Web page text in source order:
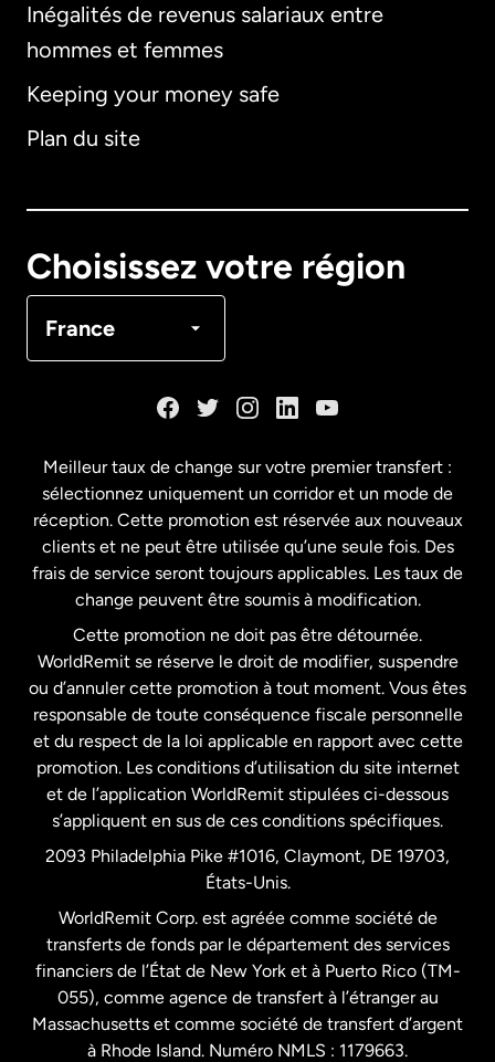
Inégalités de revenus salariaux entre
hommes et femmes
Keeping your money safe
Plan du site
Choisissez votre région
France
Allemagne
Français
États-Unis English
États-Unis Español
France
Malaisie
Nouvelle-Zélande
Pays-Bas
Royaume-Uni
Suède
Meilleur taux de change sur votre premier transfert :
sélectionnez uniquement un corridor et un mode de
réception. Cette promotion est réservée aux nouveaux
clients et ne peut être utilisée qu’une seule fois. Des
frais de service seront toujours applicables. Les taux de
change peuvent être soumis à modification.
Cette promotion ne doit pas être détournée.
WorldRemit se réserve le droit de modifier, suspendre
ou d’annuler cette promotion à tout moment. Vous êtes
responsable de toute conséquence fiscale personnelle
et du respect de la loi applicable en rapport avec cette
promotion. Les conditions d’utilisation du site internet
et de l’application WorldRemit stipulées ci-dessous
s’appliquent en sus de ces conditions spécifiques.
2093 Philadelphia Pike #1016, Claymont, DE 19703,
États-Unis.
WorldRemit Corp. est agréée comme société de
transferts de fonds par le département des services
financiers de l’État de New York et à Puerto Rico (TM-
055), comme agence de transfert à l’étranger au
Massachusetts et comme société de transfert d’argent
à Rhode Island. Numéro NMLS : 1179663.